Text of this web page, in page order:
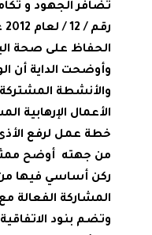
تضافر الجهود و
الحفاظ على صحة
وأوضحت الداية أن
والأنشطة المشتركة
الأعمال الإرهابية
خطة عمل لرفع الأذى
من جهته أوضح ممثل
ركن أساسي فيها من
المشاركة الفعالة
وتضم بنود